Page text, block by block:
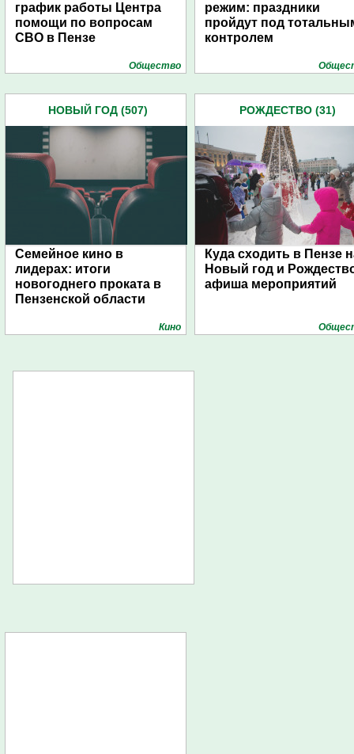
график работы Центра
помощи по вопросам
СВО в Пензе
Общество
режим: праздники
пройдут под
контролем
НОВЫЙ ГОД (507)
Семейное кино в
лидерах: итоги
новогоднего проката в
Пензенской области
Кино
РОЖДЕСТВО (31)
Куда сходить в Пензе
Новый год и
афиша мероприятий